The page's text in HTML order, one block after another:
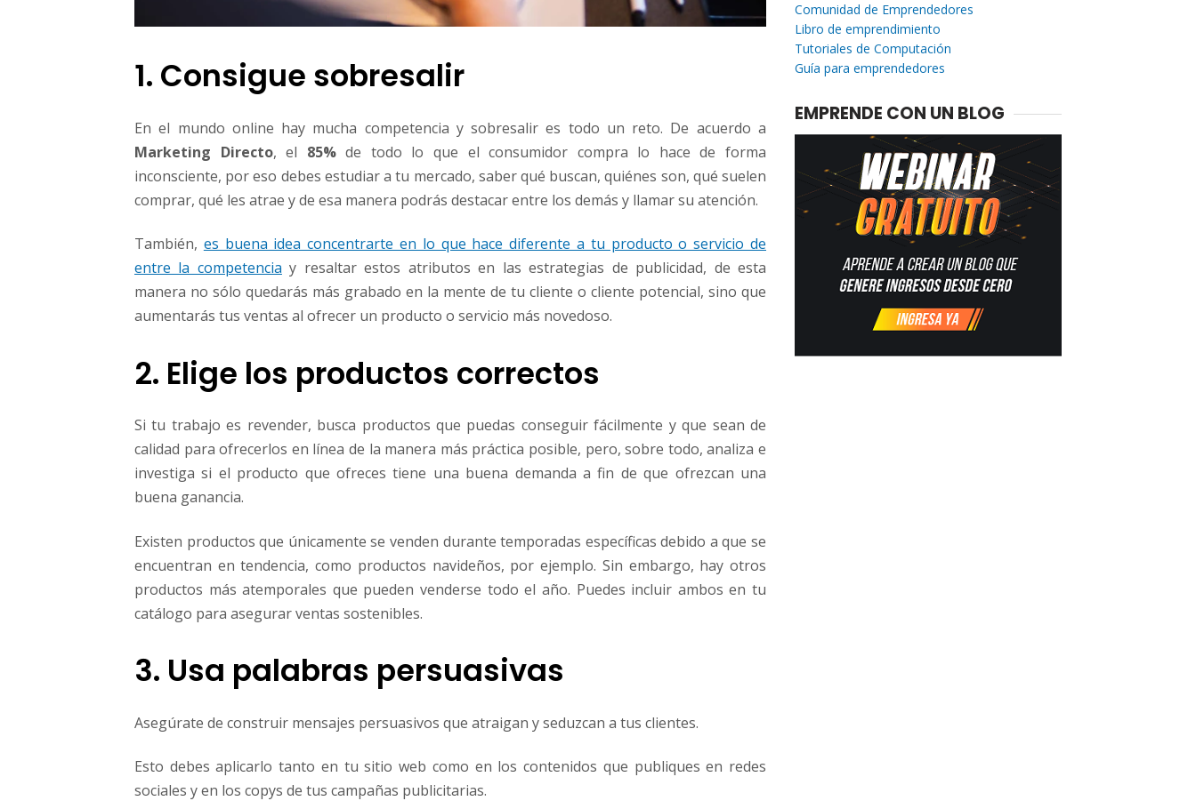
1. Consigue sobresalir
En el mundo online hay mucha competencia y sobresalir es todo un reto. De acuerdo a
Marketing Directo, el 85%de todo lo que el consumidor compra lo hace de forma
inconsciente, por eso debes estudiar a tu mercado, saber qué buscan, quiénes son, qué suelen
comprar, qué les atrae y de esa manera podrás destacar entre los demás y llamar su atención.
También, es buena idea concentrarte en lo que hace diferente a tu producto o servicio de
entre la competencia y resaltar estos atributos en las estrategias de publicidad, de esta
manera no sólo quedarás más grabado en la mente de tu cliente o cliente potencial, sino que
aumentarás tus ventas al ofrecer un producto o servicio más novedoso.
2. Elige los productos correctos
Si tu trabajo es revender, busca productos que puedas conseguir fácilmente y que sean de
calidad para ofrecerlos en línea de la manera más práctica posible, pero, sobre todo, analiza e
investiga si el producto que ofreces tiene una buena demanda a fin de que ofrezcan una
buena ganancia.
Existen productos que únicamente se venden durante temporadas específicas debido a que se
encuentran en tendencia, como productos navideños, por ejemplo. Sin embargo, hay otros
productos más atemporales que pueden venderse todo el año. Puedes incluir ambos en tu
catálogo para asegurar ventas sostenibles.
3. Usa palabras persuasivas
Asegúrate de construir mensajes persuasivos que atraigan y seduzcan a tus clientes.
Esto debes aplicarlo tanto en tu sitio web como en los contenidos que publiques en redes
sociales y en los copys de tus campañas publicitarias.
Comunidad de Emprendedores
Libro de emprendimiento
Tutoriales de Computación
Guía para emprendedores
EMPRENDE CON UN BLOG